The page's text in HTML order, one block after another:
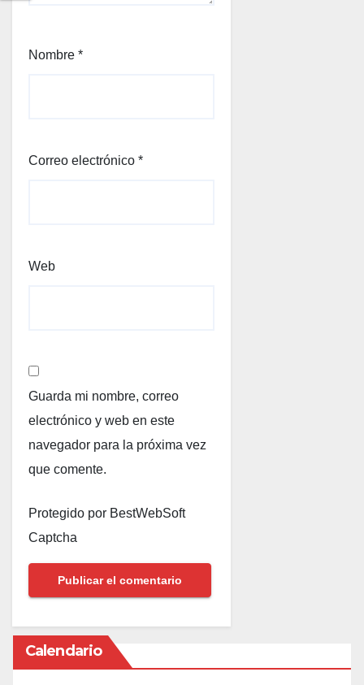
Nombre *
Correo electrónico *
Web
Guarda mi nombre, correo
electrónico y web en este
navegador para la próxima vez
que comente.
Protegido por BestWebSoft
Captcha
Calendario